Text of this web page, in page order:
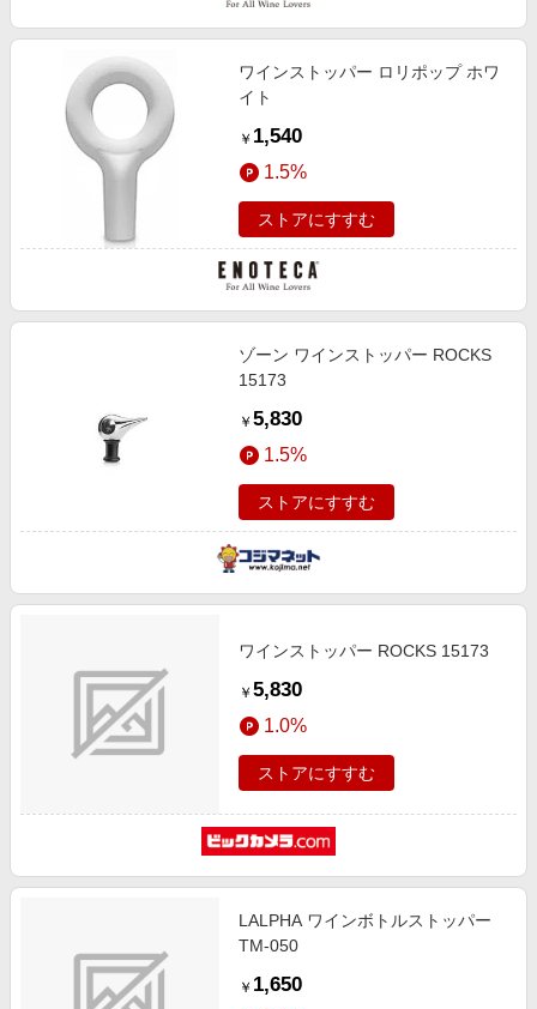
ワインストッパー ロリポップ ホワ
イト
￥ 1,540
1.5%
ストアにすすむ
ゾーン ワインストッパー ROCKS
15173
￥ 5,830
1.5%
ストアにすすむ
ワインストッパー ROCKS 15173
￥ 5,830
1.0%
ストアにすすむ
LALPHA ワインボトルストッパー
TM-050
￥ 1,650